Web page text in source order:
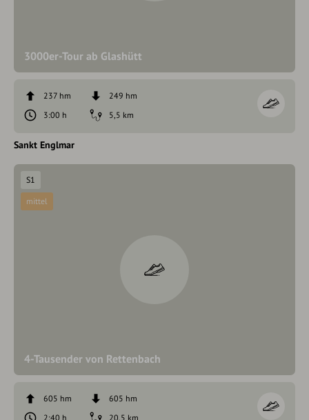
3000er-Tour ab Glashütt
237 hm
249 hm
3:00 h
5,5 km
Sankt Englmar
4-Tausender von Rettenbach
S1
mittel
605 hm
605 hm
2:40 h
20,5 km